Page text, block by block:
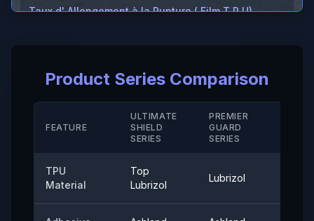
Taux d' Allongement à la Rupture ( Film T P U)
M D)
Résistance à la Température
Adhérence au Pelage
Product Series Comparison
FEATURE
ULTIMATE
SHIELD
SERIES
PREMIER
GUARD
SERIES
TPU
Material
Top
Lubrizol
Lubrizol